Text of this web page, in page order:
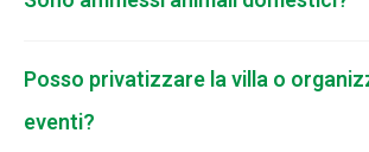
Posso privatizzare la villa o
eventi?